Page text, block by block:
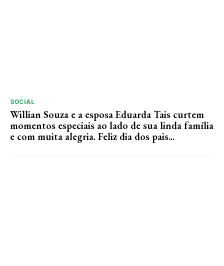
SOCIAL
Willian Souza e a esposa Eduarda Tais curtem
momentos especiais ao lado de sua linda família
e com muita alegria. Feliz dia dos pais...